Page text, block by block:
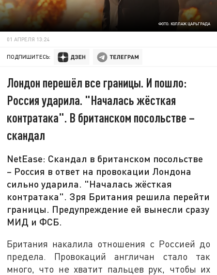
ФОТО: КОЛЛАЖ ЦАРЬГРАДА
01 АПРЕЛЯ 13:24
ПОДПИШИТЕСЬ:
Лондон перешёл все границы. И пошло:
Россия ударила. "Началась жёсткая
контратака". В британском посольстве –
скандал
NetEase: Скандал в британском посольстве
– Россия в ответ на провокации Лондона
сильно ударила. "Началась жёсткая
контратака". Зря Британия решила перейти
границы. Предупреждение ей вынесли сразу
МИД и ФСБ.
Британия накалила отношения с Россией до
предела. Провокаций англичан стало так
много, что не хватит пальцев рук, чтобы их